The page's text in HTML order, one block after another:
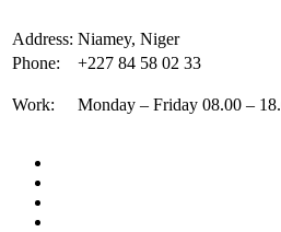
Address: Niamey, Niger
Phone:
+227 84 58 02 33
Work: Monday – Friday 08.00 –